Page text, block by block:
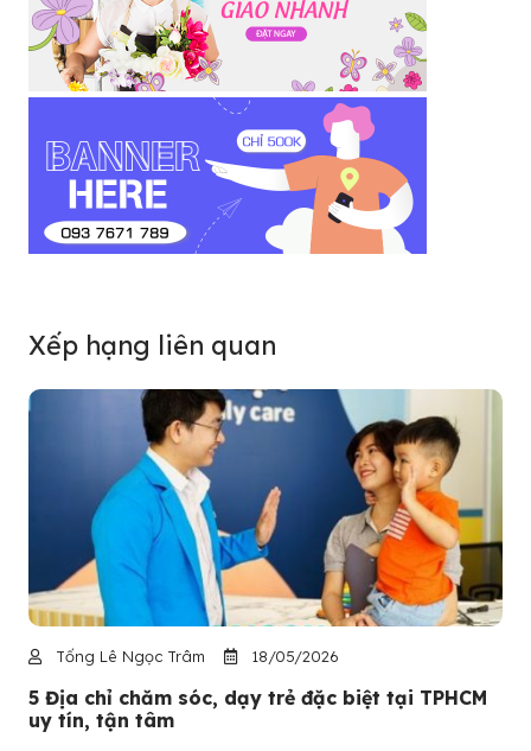
Xếp hạng liên quan
Tống Lê Ngọc Trâm 18/05/2026
5 Địa chỉ chăm sóc, dạy trẻ đặc biệt tại TPHCM
uy tín, tận tâm